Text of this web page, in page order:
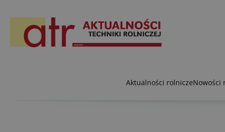
Aktualności rolniczeNowości